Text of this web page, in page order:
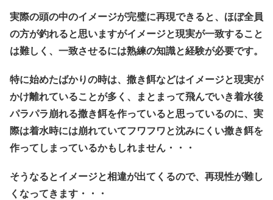
実際の頭の中のイメージが完璧に再現できると、ほぼ全員
の方が釣れると思いますがイメージと現実が一致すること
は難しく、一致させるには熟練の知識と経験が必要です。
特に始めたばかりの時は、撒き餌などはイメージと現実が
かけ離れていることが多く、まとまって飛んでいき着水後
パラパラ崩れる撒き餌を作っていると思っているのに、実
際は着水時には崩れていてフワフワと沈みにくい撒き餌を
作ってしまっているかもしれません・・・
そうなるとイメージと相違が出てくるので、再現性が難し
くなってきます・・・